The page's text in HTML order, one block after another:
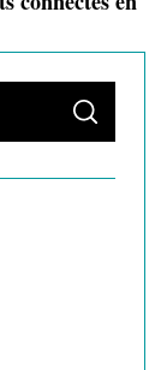
S
A
C